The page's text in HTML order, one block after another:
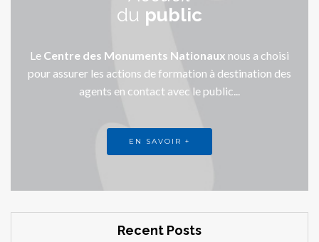
du public
Le Centre des Monuments Nationaux nous a choisi
pour assurer les actions de formation à destination des
agents en contact avec le public...
EN SAVOIR +
Recent Posts